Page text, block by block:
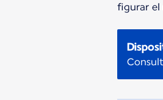
figurar el